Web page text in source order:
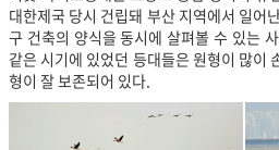
대한제국 당시 건립돼 부산 지역에서 일어
구 건축의 양식을 동시에 살펴볼 수 있는
같은 시기에 있었던 등대들은 원형이 많이
형이 잘 보존되어 있다.